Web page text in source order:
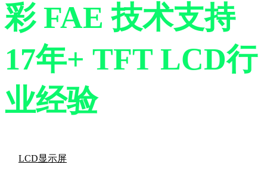
彩 FAE 技术支持
17年+ TFT LCD行
业经验
LCD显示屏